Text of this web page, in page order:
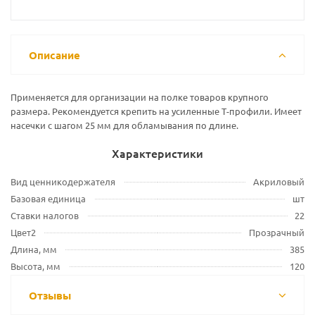
Описание
Применяется для организации на полке товаров крупного
размера. Рекомендуется крепить на усиленные Т-профили. Имеет
насечки с шагом 25 мм для обламывания по длине.
Характеристики
Вид ценникодержателя
Акриловый
Базовая единица
шт
Ставки налогов
22
Цвет2
Прозрачный
Длина, мм
385
Высота, мм
120
Отзывы